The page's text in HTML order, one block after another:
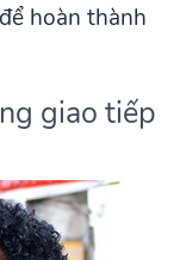
hoàn thành
giao tiếp